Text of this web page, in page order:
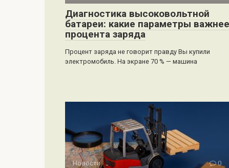
Диагностика высоковольтной
батареи: какие параметры важнее
процента заряда
Процент заряда не говорит правду Вы купили
электромобиль. На экране 70 % — машина
Новости 0